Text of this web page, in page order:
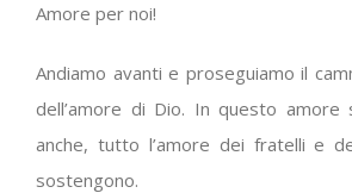
Amore per noi!
Andiamo avanti e proseguiamo il
dell’amore di Dio. In questo amore
anche, tutto l’amore dei fratelli e
sostengono.